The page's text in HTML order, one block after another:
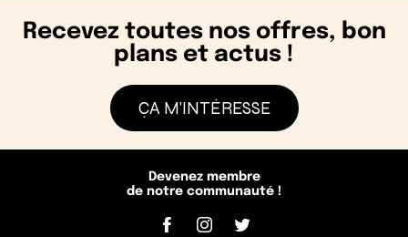
Recevez toutes nos offres, bon
plans et actus !
ÇA M'INTÉRESSE
Devenez membre
de notre communauté !